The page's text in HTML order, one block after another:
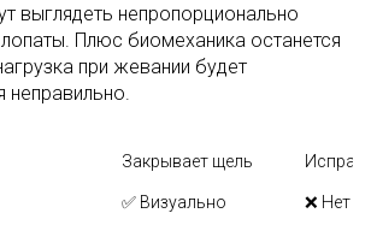
выглядеть непропорционально
Плюс биомеханика останется
при жевании будет
неправильно.
Закрывает щель
✅ Визуально ❌ Нет